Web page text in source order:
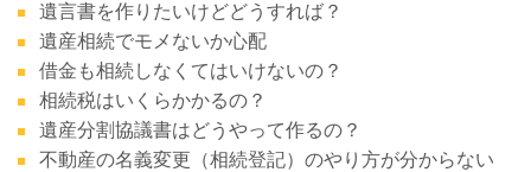
遺言書を作りたいけどどうすれば？
遺産相続でモメないか心配
借金も相続しなくてはいけないの？
相続税はいくらかかるの？
遺産分割協議書はどうやって作るの？
不動産の名義変更（相続登記）のやり方が分からない